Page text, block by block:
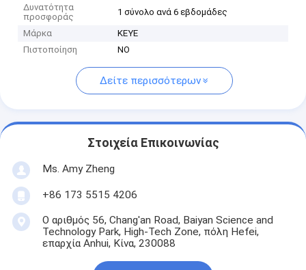
Δυνατότητα
προσφοράς
1 σύνολο ανά 6 εβδομάδες
Μάρκα
KEYE
Πιστοποίηση
NO
Δείτε περισσότερων
Στοιχεία Επικοινωνίας
Ms. Amy Zheng
+86 173 5515 4206
Ο αριθμός 56, Chang'an Road, Baiyan Science and
Technology Park, High-Tech Zone, πόλη Hefei,
επαρχία Anhui, Κίνα, 230088